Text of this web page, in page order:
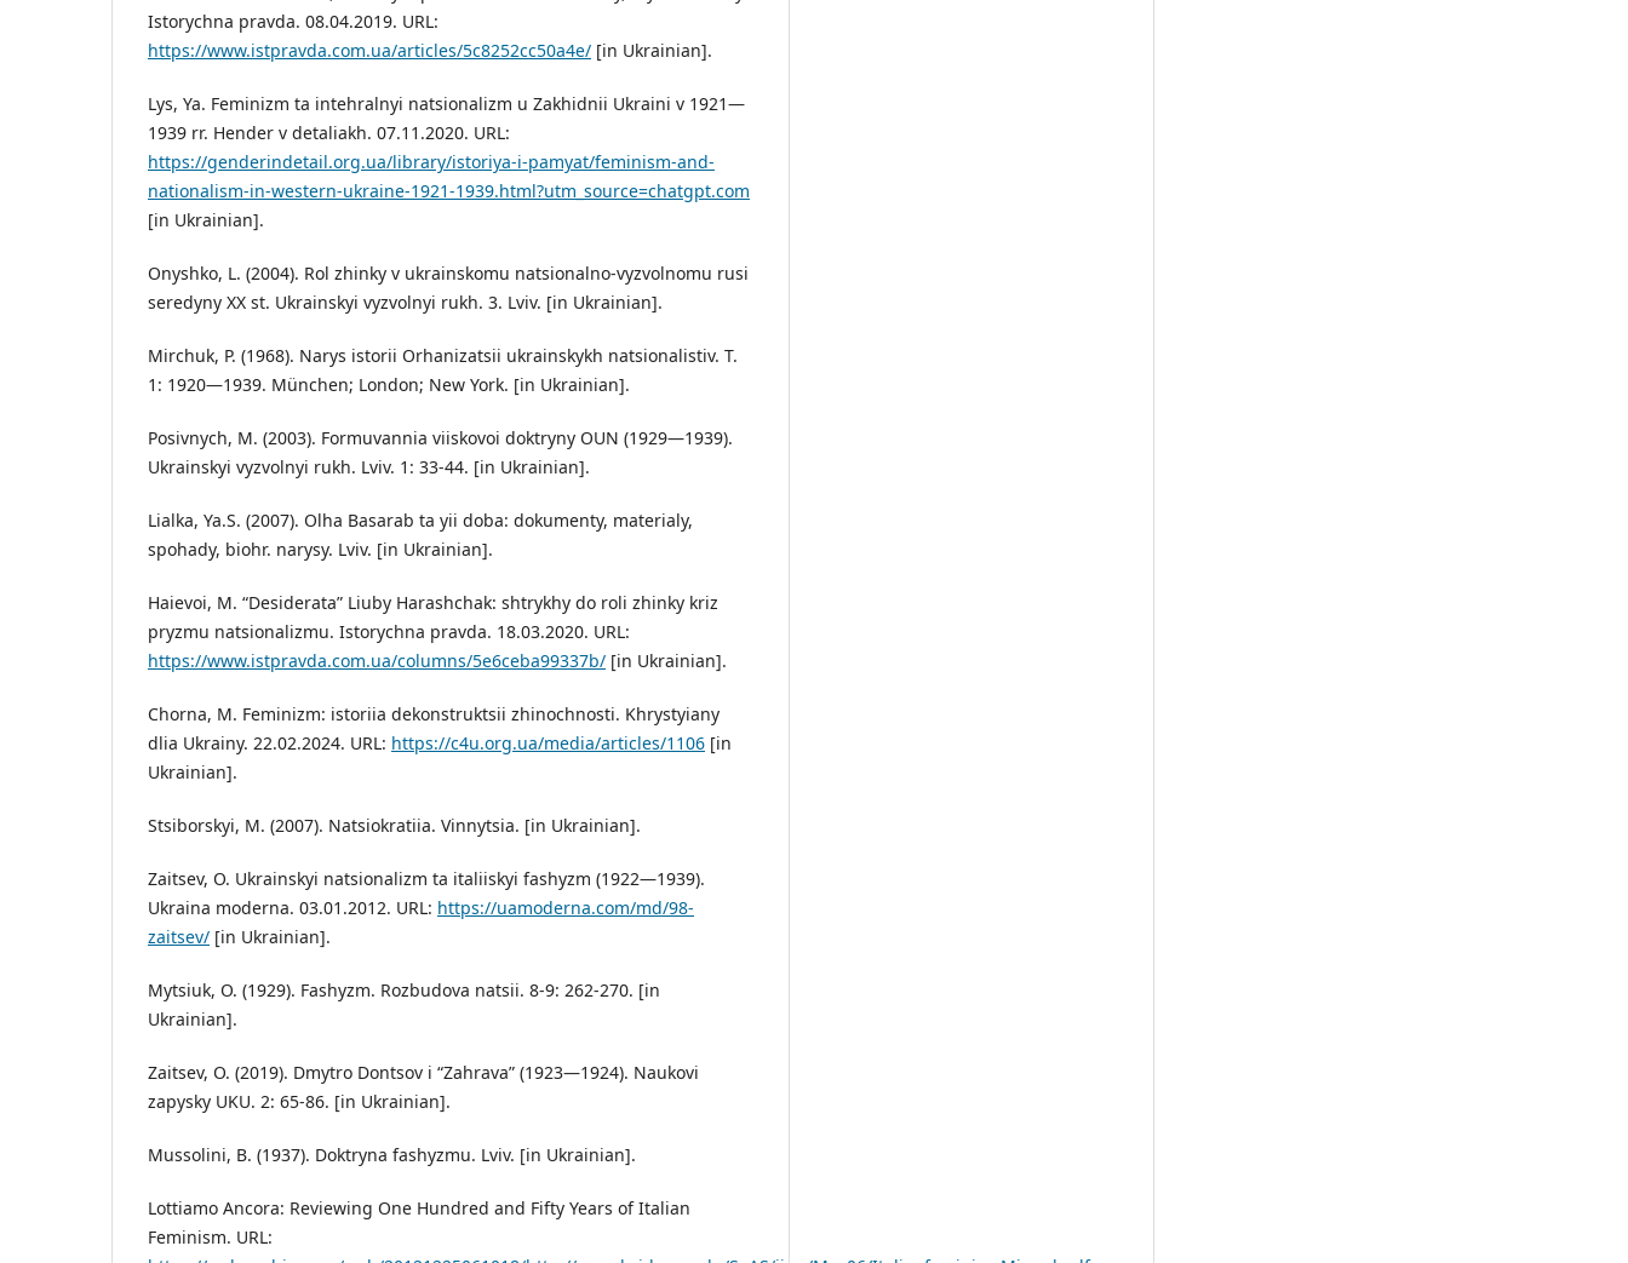
Istorychna pravda. 08.04.2019. URL:
https://www.istpravda.com.ua/articles/5c8252cc50a4e/ [in Ukrainian].
Lys, Ya. Feminizm ta intehralnyi natsionalizm u Zakhidnii Ukraini v 1921—
1939 rr. Hender v detaliakh. 07.11.2020. URL:
https://genderindetail.org.ua/library/istoriya-i-pamyat/feminism-and-
nationalism-in-western-ukraine-1921-1939.html?utm_source=chatgpt.com
[in Ukrainian].
Onyshko, L. (2004). Rol zhinky v ukrainskomu natsionalno-vyzvolnomu rusi
seredyny XX st. Ukrainskyi vyzvolnyi rukh. 3. Lviv. [in Ukrainian].
Mirchuk, P. (1968). Narys istorii Orhanizatsii ukrainskykh natsionalistiv. T.
1: 1920—1939. München; London; New York. [in Ukrainian].
Posivnych, M. (2003). Formuvannia viiskovoi doktryny OUN (1929—1939).
Ukrainskyi vyzvolnyi rukh. Lviv. 1: 33-44. [in Ukrainian].
Lialka, Ya.S. (2007). Olha Basarab ta yii doba: dokumenty, materialy,
spohady, biohr. narysy. Lviv. [in Ukrainian].
Haievoi, M. “Desiderata” Liuby Harashchak: shtrykhy do roli zhinky kriz
pryzmu natsionalizmu. Istorychna pravda. 18.03.2020. URL:
https://www.istpravda.com.ua/columns/5e6ceba99337b/ [in Ukrainian].
Chorna, M. Feminizm: istoriia dekonstruktsii zhinochnosti. Khrystyiany
dlia Ukrainy. 22.02.2024. URL: https://c4u.org.ua/media/articles/1106 [in
Ukrainian].
Stsiborskyi, M. (2007). Natsiokratiia. Vinnytsia. [in Ukrainian].
Zaitsev, O. Ukrainskyi natsionalizm ta italiiskyi fashyzm (1922—1939).
Ukraina moderna. 03.01.2012. URL: https://uamoderna.com/md/98-
zaitsev/ [in Ukrainian].
Mytsiuk, O. (1929). Fashyzm. Rozbudova natsii. 8-9: 262-270. [in
Ukrainian].
Zaitsev, O. (2019). Dmytro Dontsov i “Zahrava” (1923—1924). Naukovi
zapysky UKU. 2: 65-86. [in Ukrainian].
Mussolini, B. (1937). Doktryna fashyzmu. Lviv. [in Ukrainian].
Lottiamo Ancora: Reviewing One Hundred and Fifty Years of Italian
Feminism. URL: